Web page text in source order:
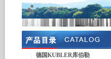
德国KUBLER库伯勒